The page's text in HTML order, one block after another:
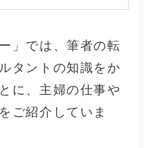
」では、筆者の転
タントの知識をか
に、主婦の仕事や
ご紹介していま